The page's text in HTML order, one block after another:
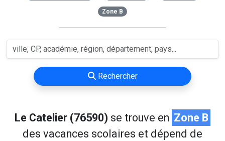
Zone B
Rechercher
Le Catelier (76590) se trouve en Zone B
des vacances scolaires et dépend de